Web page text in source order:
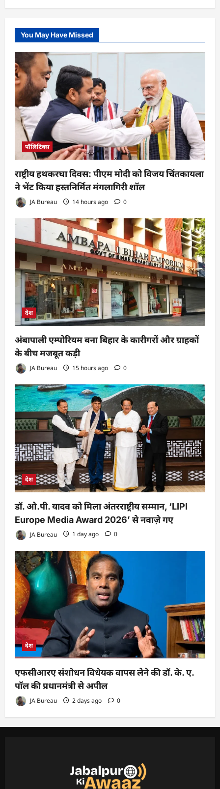
You May Have Missed
पॉलिटिक्स
राष्ट्रीय हथकरघा दिवस: पीएम मोदी को विजय चिंतकायला
ने भेंट किया हस्तनिर्मित मंगलागिरी शॉल
JA Bureau 14 hours ago 0
देश
अंबापाली एम्पोरियम बना बिहार के कारीगरों और ग्राहकों
के बीच मजबूत कड़ी
JA Bureau 15 hours ago 0
देश
डॉ. ओ.पी. यादव को मिला अंतरराष्ट्रीय सम्मान, ‘LIPI
Europe Media Award 2026’ से नवाज़े गए
JA Bureau 1 day ago 0
देश
एफसीआरए संशोधन विधेयक वापस लेने की डॉ. के. ए.
पॉल की प्रधानमंत्री से अपील
JA Bureau 2 days ago 0